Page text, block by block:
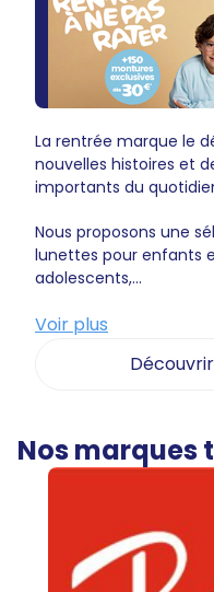
La rentrée marque le
nouvelles histoires et
importants du
Nous proposons une
lunettes pour enfants
adolescents,...
Voir plus
Découvrir
Nos marques